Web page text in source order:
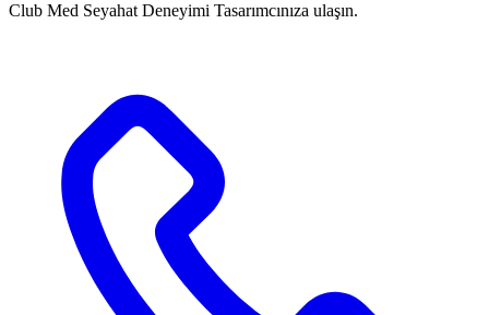
Club Med Seyahat Deneyimi Tasarımcınıza ulaşın.